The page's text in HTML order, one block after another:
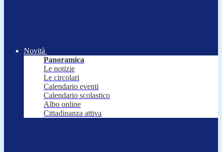
Novità
Panoramica
Le notizie
Le circolari
Calendario eventi
Calendario scolastico
Albo online
Cittadinanza attiva